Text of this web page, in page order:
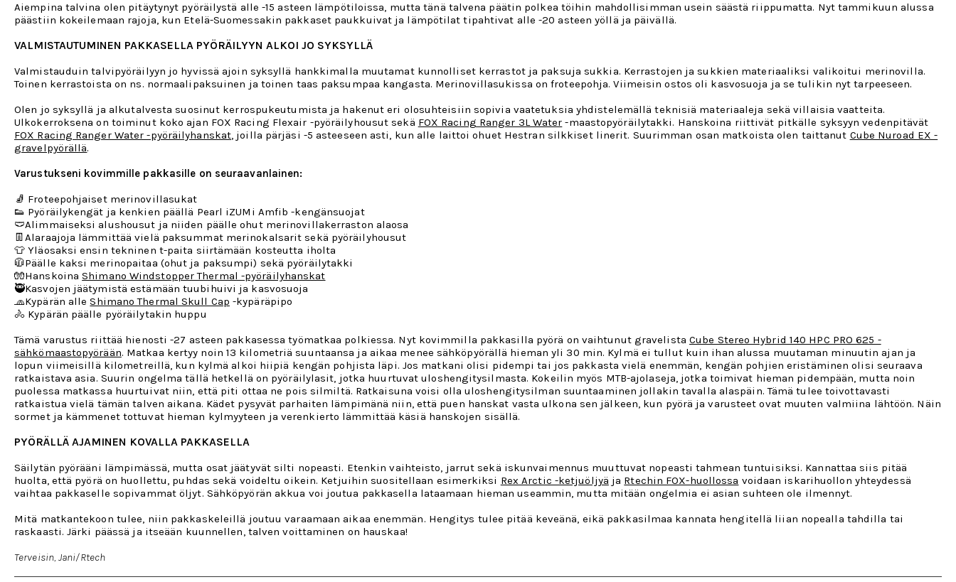
Aiempina talvina olen pitäytynyt pyöräilystä alle -15 asteen lämpötiloissa, mutta tänä talvena päätin polkea töihin mahdollisimman usein säästä riippumatta. Nyt tammikuun alussa
päästiin kokeilemaan rajoja, kun Etelä-Suomessakin pakkaset paukkuivat ja lämpötilat tipahtivat alle -20 asteen yöllä ja päivällä.
VALMISTAUTUMINEN PAKKASELLA PYÖRÄILYYN ALKOI JO SYKSYLLÄ
Valmistauduin talvipyöräilyyn jo hyvissä ajoin syksyllä hankkimalla muutamat kunnolliset kerrastot ja paksuja sukkia. Kerrastojen ja sukkien materiaaliksi valikoitui merinovilla.
Toinen kerrastoista on ns. normaalipaksuinen ja toinen taas paksumpaa kangasta. Merinovillasukissa on froteepohja. Viimeisin ostos oli kasvosuoja ja se tulikin nyt tarpeeseen.
Olen jo syksyllä ja alkutalvesta suosinut kerrospukeutumista ja hakenut eri olosuhteisiin sopivia vaatetuksia yhdistelemällä teknisiä materiaaleja sekä villaisia vaatteita.
Ulkokerroksena on toiminut koko ajan FOX Racing Flexair -pyöräilyhousut sekä FOX Racing Ranger 3L Water -maastopyöräilytakki. Hanskoina riittivät pitkälle syksyyn vedenpitävät
FOX Racing Ranger Water -pyöräilyhanskat, joilla pärjäsi -5 asteeseen asti, kun alle laittoi ohuet Hestran silkkiset linerit. Suurimman osan matkoista olen taittanut Cube Nuroad EX -
gravelpyörällä.
Varustukseni kovimmille pakkasille on seuraavanlainen:
🧦 Froteepohjaiset merinovillasukat
👟 Pyöräilykengät ja kenkien päällä Pearl iZUMi Amfib -kengänsuojat
🩲Alimmaiseksi alushousut ja niiden päälle ohut merinovillakerraston alaosa
👖Alaraajoja lämmittää vielä paksummat merinokalsarit sekä pyöräilyhousut
👕 Yläosaksi ensin tekninen t-paita siirtämään kosteutta iholta
🧥Päälle kaksi merinopaitaa (ohut ja paksumpi) sekä pyöräilytakki
🧤HanskoinaShimano Windstopper Thermal -pyöräilyhanskat
🥷Kasvojen jäätymistä estämään tuubihuivi ja kasvosuoja
🧢Kypärän alleShimano Thermal Skull Cap -kypäräpipo
🚴 Kypärän päälle pyöräilytakin huppu
Tämä varustus riittää hienosti -27 asteen pakkasessa työmatkaa polkiessa. Nyt kovimmilla pakkasilla pyörä on vaihtunut gravelista Cube Stereo Hybrid 140 HPC PRO 625 -
sähkömaastopyörään. Matkaa kertyy noin 13 kilometriä suuntaansa ja aikaa menee sähköpyörällä hieman yli 30 min. Kylmä ei tullut kuin ihan alussa muutaman minuutin ajan ja
lopun viimeisillä kilometreillä, kun kylmä alkoi hiipiä kengän pohjista läpi. Jos matkani olisi pidempi tai jos pakkasta vielä enemmän, kengän pohjien eristäminen olisi seuraava
ratkaistava asia. Suurin ongelma tällä hetkellä on pyöräilylasit, jotka huurtuvat uloshengitysilmasta. Kokeilin myös MTB-ajolaseja, jotka toimivat hieman pidempään, mutta noin
puolessa matkassa huurtuivat niin, että piti ottaa ne pois silmiltä. Ratkaisuna voisi olla uloshengitysilman suuntaaminen jollakin tavalla alaspäin. Tämä tulee toivottavasti
ratkaistua vielä tämän talven aikana. Kädet pysyvät parhaiten lämpimänä niin, että puen hanskat vasta ulkona sen jälkeen, kun pyörä ja varusteet ovat muuten valmiina lähtöön. Näin
sormet ja kämmenet tottuvat hieman kylmyyteen ja verenkierto lämmittää käsiä hanskojen sisällä.
PYÖRÄLLÄ AJAMINEN KOVALLA PAKKASELLA
Säilytän pyörääni lämpimässä, mutta osat jäätyvät silti nopeasti. Etenkin vaihteisto, jarrut sekä iskunvaimennus muuttuvat nopeasti tahmean tuntuisiksi. Kannattaa siis pitää
huolta, että pyörä on huollettu, puhdas sekä voideltu oikein. Ketjuihin suositellaan esimerkiksi Rex Arctic -ketjuöljyä ja Rtechin FOX-huollossa voidaan iskarihuollon yhteydessä
vaihtaa pakkaselle sopivammat öljyt. Sähköpyörän akkua voi joutua pakkasella lataamaan hieman useammin, mutta mitään ongelmia ei asian suhteen ole ilmennyt.
Mitä matkantekoon tulee, niin pakkaskeleillä joutuu varaamaan aikaa enemmän. Hengitys tulee pitää keveänä, eikä pakkasilmaa kannata hengitellä liian nopealla tahdilla tai
raskaasti. Järki päässä ja itseään kuunnellen, talven voittaminen on hauskaa!
Terveisin, Jani/Rtech